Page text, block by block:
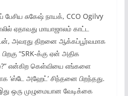
பேசிய சுகேஷ் நாயக், CCO Ogilvy
ஏதாவது மாயாஜாலம் காட்ட
அவரது திறனை ஆக்கப்பூர்வமாக
“SRK-க்கு ஏன் அதிக
என்கிற கெள்வியை எங்களை
‘ஸ்டே அஹேட்’ சிந்தனை பிறந்தது.
ஒரு முழுமையான வேடிக்கை